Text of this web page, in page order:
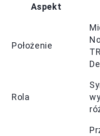
Aspekt
Położenie
Rola